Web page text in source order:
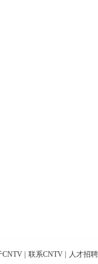
CNTV 联系CNTV 人才招聘